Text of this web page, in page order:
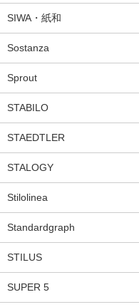
SIWA・紙和
Sostanza
Sprout
STABILO
STAEDTLER
STALOGY
Stilolinea
Standardgraph
STILUS
SUPER 5